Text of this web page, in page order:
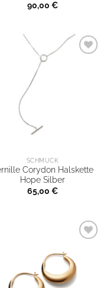
90,00 €
SCHMUCK
Corydon Halskette
Hope Silber
65,00 €